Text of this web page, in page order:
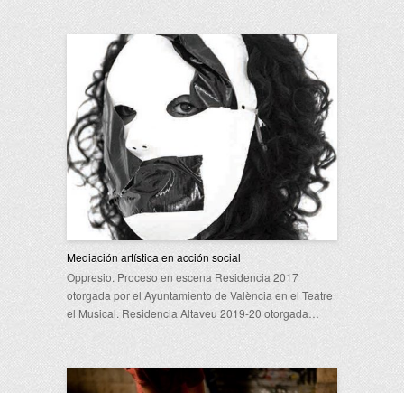
Mediación artística en acción social
Oppresio. Proceso en escena Residencia 2017
otorgada por el Ayuntamiento de València en el Teatre
el Musical. Residencia Altaveu 2019-20 otorgada…